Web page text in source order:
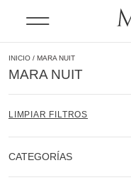
INICIO / MARA NUIT
MARA NUIT
LIMPIAR FILTROS
CATEGORÍAS